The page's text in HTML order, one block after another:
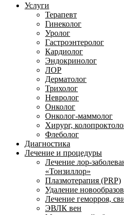
Услуги
Терапевт
Гинеколог
Уролог
Гастроэнтеролог
Кардиолог
Эндокринолог
ЛОР
Дерматолог
Трихолог
Невролог
Онколог
Онколог-маммолог
Хирург,
Флеболог
Диагностика
Лечение и процедуры
Лечение лор-
«Тонзиллор»
Плазмотерапия (PRP)
Удаление
Лечение геморроя,
ЭВЛК вен